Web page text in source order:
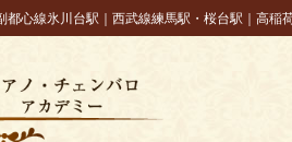
心線氷川台駅｜西武線練馬駅・桜台駅｜高稲荷